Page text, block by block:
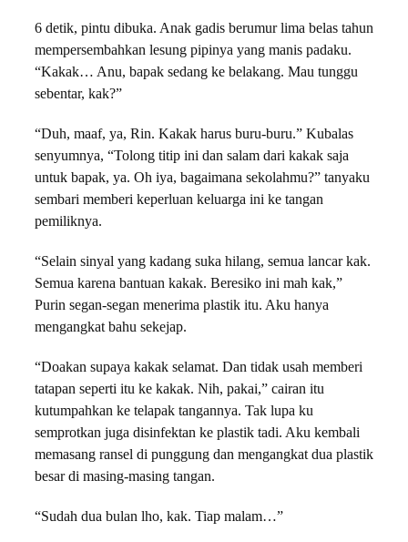
6 detik, pintu dibuka. Anak gadis berumur lima belas tahun
mempersembahkan lesung pipinya yang manis padaku.
“Kakak… Anu, bapak sedang ke belakang. Mau tunggu
sebentar, kak?”
“Duh, maaf, ya, Rin. Kakak harus buru-buru.” Kubalas
senyumnya, “Tolong titip ini dan salam dari kakak saja
untuk bapak, ya. Oh iya, bagaimana sekolahmu?” tanyaku
sembari memberi keperluan keluarga ini ke tangan
pemiliknya.
“Selain sinyal yang kadang suka hilang, semua lancar kak.
Semua karena bantuan kakak. Beresiko ini mah kak,”
Purin segan-segan menerima plastik itu. Aku hanya
mengangkat bahu sekejap.
“Doakan supaya kakak selamat. Dan tidak usah memberi
tatapan seperti itu ke kakak. Nih, pakai,” cairan itu
kutumpahkan ke telapak tangannya. Tak lupa ku
semprotkan juga disinfektan ke plastik tadi. Aku kembali
memasang ransel di punggung dan mengangkat dua plastik
besar di masing-masing tangan.
“Sudah dua bulan lho, kak. Tiap malam…”